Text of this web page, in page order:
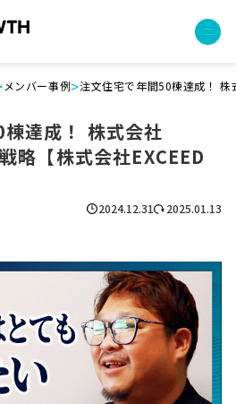
ルティング
（住宅フランチャイズ）
管理システム
ト事例
トボイス
メンバー事例>注文住宅で年間50棟達成！ 株
達成！ 株式会社
略【株式会社EXCEED
2024.12.31 2025.01.13